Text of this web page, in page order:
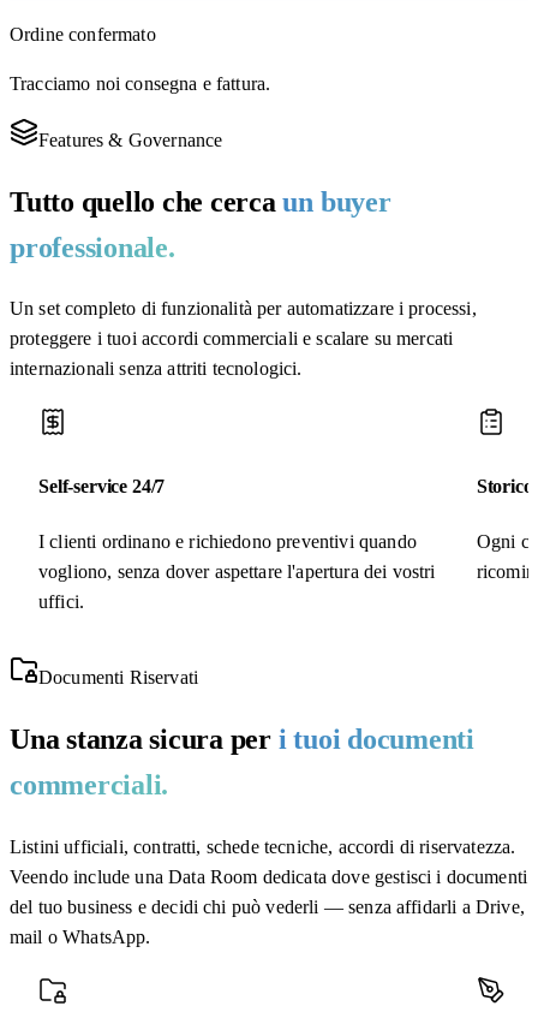
Ordine confermato
Tracciamo noi consegna e fattura.
Features & Governance
Tutto quello che cercaun buyer
professionale.
Un set completo di funzionalità per automatizzare i processi,
proteggere i tuoi accordi commerciali e scalare su mercati
internazionali senza attriti tecnologici.
Self-service 24/7
I clienti ordinano e richiedono preventivi quando
vogliono, senza dover aspettare l'apertura dei vostri
uffici.
Ogni
Documenti Riservati
Una stanza sicura per i tuoi documenti
commerciali.
Listini ufficiali, contratti, schede tecniche, accordi di riservatezza.
Veendo include una Data Room dedicata dove gestisci i documenti
del tuo business e decidi chi può vederli — senza affidarli a Drive,
mail o WhatsApp.